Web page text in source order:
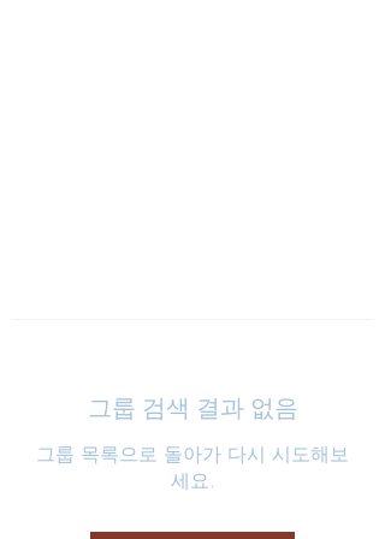
그룹 검색 결과 없음
그룹 목록으로 돌아가 다시 시도해보
세요.